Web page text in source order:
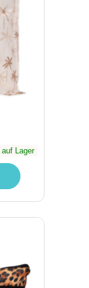
auf Lager